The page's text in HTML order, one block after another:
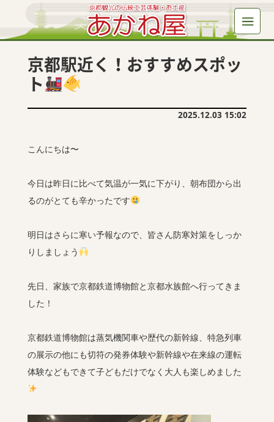
京都駅近く！おすすめスポッ
ト
2025.12.03 15:02
こんにちは〜
今日は昨日に比べて気温が一気に下がり、朝布団から出
るのがとても辛かったです
明日はさらに寒い予報なので、皆さん防寒対策をしっか
りしましょう
先日、家族で京都鉄道博物館と京都水族館へ行ってきま
した！
京都鉄道博物館は蒸気機関車や歴代の新幹線、特急列車
の展示の他にも切符の発券体験や新幹線や在来線の運転
体験などもできて子どもだけでなく大人も楽しめました